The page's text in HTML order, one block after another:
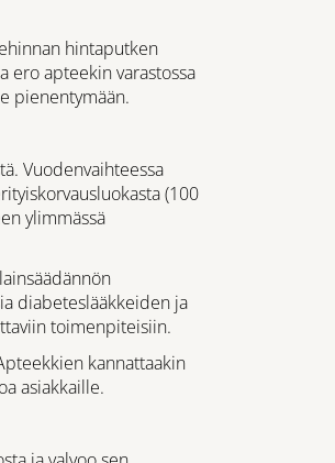
hintaputken
ero apteekin varastossa
pienentymään.
Vuodenvaihteessa
(100
ylimmässä
diabeteslääkkeiden ja
toimenpiteisiin.
kannattaakin
asiakkaille.